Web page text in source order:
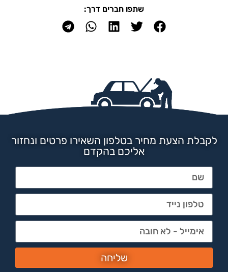
שתפו חברים דרך:
לקבלת הצעת מחיר בטלפון השאירו פרטים ונחזור
אליכם בהקדם
שליחה